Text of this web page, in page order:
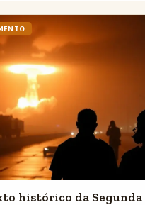
histórico da Segunda